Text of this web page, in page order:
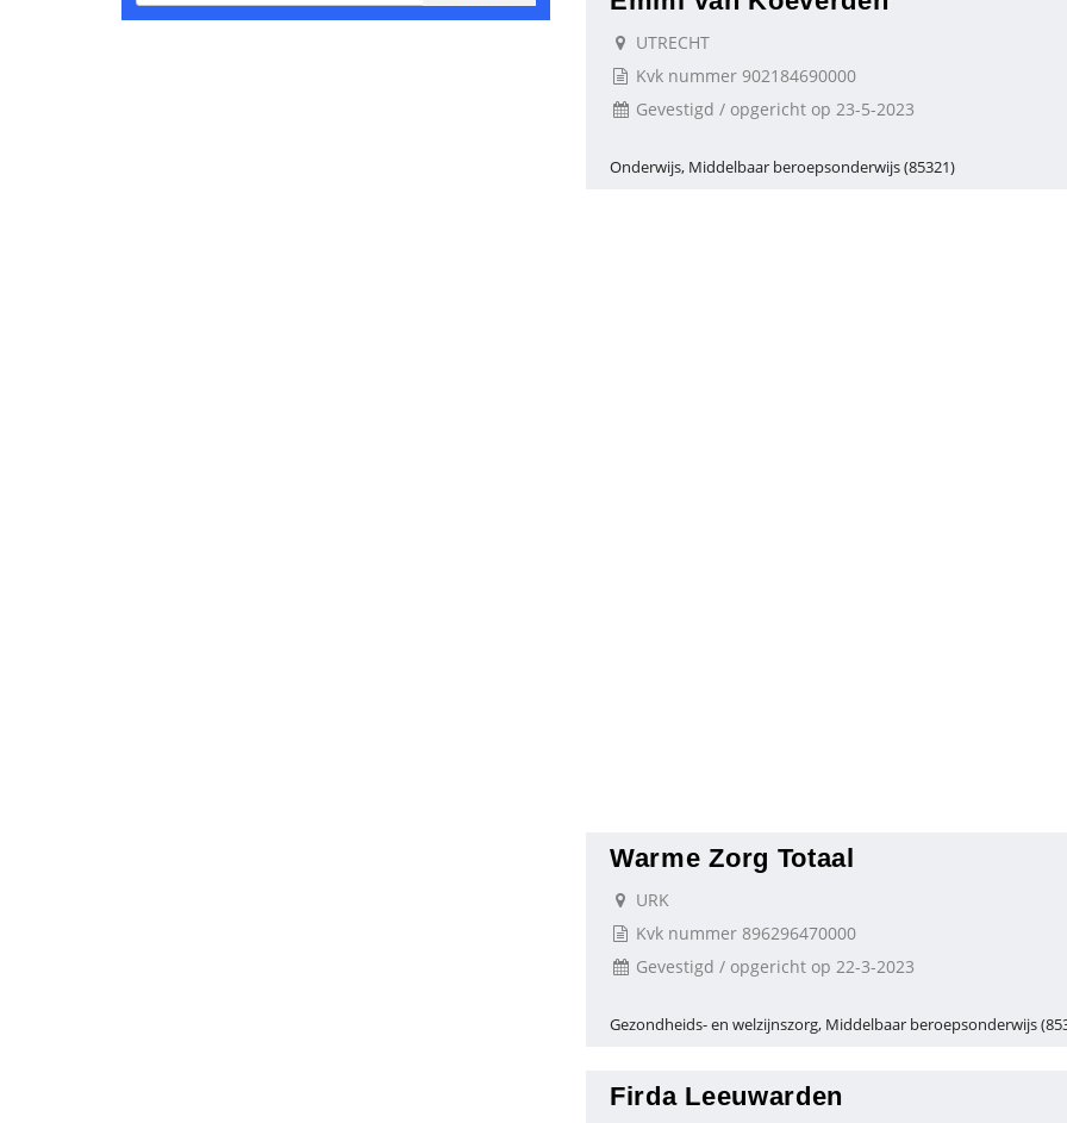
UTRECHT
Kvk nummer 902184690000
Gevestigd / opgericht op 23-5-2023
Onderwijs, Middelbaar beroepsonderwijs (85321)
Warme Zorg Totaal
URK
Kvk nummer 896296470000
Gevestigd / opgericht op 22-3-2023
Gezondheids- en welzijnszorg, Middelbaar beroepsonderwijs
Firda Leeuwarden